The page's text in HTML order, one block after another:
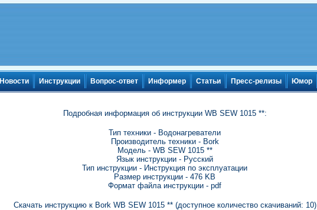
Новости Инструкции Вопрос-ответ Информер Статьи Пресс-релизы Юмор
Подробная информация об инструкции WB SEW 1015 **:
Тип техники - Водонагреватели
Производитель техники - Bork
Модель - WB SEW 1015 **
Язык инструкции - Русский
Тип инструкции - Инструкция по эксплуатации
Размер инструкции - 476 KB
Формат файла инструкции - pdf
Скачать инструкцию к Bork WB SEW 1015 ** (доступное количество скачиваний: 10)